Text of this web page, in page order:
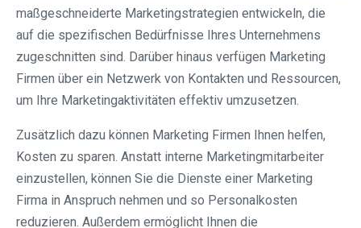
maßgeschneiderte Marketingstrategien entwickeln, die
auf die spezifischen Bedürfnisse Ihres Unternehmens
zugeschnitten sind. Darüber hinaus verfügen Marketing
Firmen über ein Netzwerk von Kontakten und Ressourcen,
um Ihre Marketingaktivitäten effektiv umzusetzen.
Zusätzlich dazu können Marketing Firmen Ihnen helfen,
Kosten zu sparen. Anstatt interne Marketingmitarbeiter
einzustellen, können Sie die Dienste einer Marketing
Firma in Anspruch nehmen und so Personalkosten
reduzieren. Außerdem ermöglicht Ihnen die